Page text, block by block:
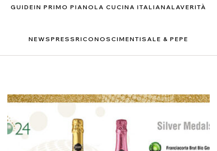
GUIDEIN PRIMO PIANO LA CUCINA ITALIANALAVERITÀ
NEWS PRESS RICONOSCIMENTISALE & PEPE